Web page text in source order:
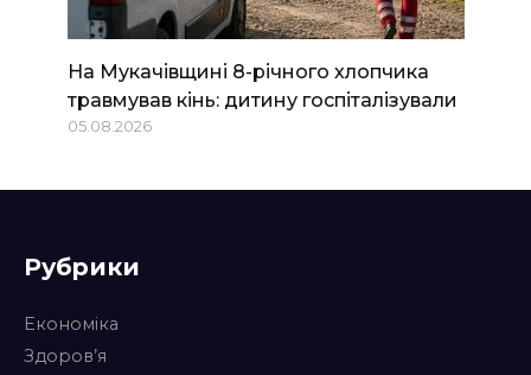
На Мукачівщині 8-річного хлопчика
травмував кінь: дитину госпіталізували
05.08.2026
Рубрики
Економіка
Здоров’я